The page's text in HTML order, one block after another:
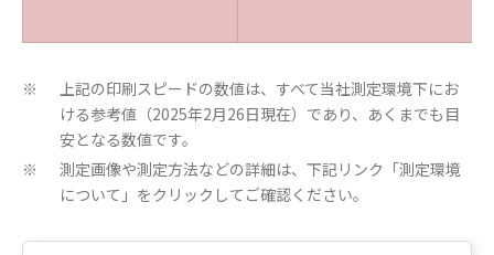
※
上記の印刷スピードの数値は、すべて当社測定環境下にお
ける参考値（2025年2月26日現在）であり、あくまでも目
安となる数値です。
※
測定画像や測定方法などの詳細は、下記リンク「測定環境
について」をクリックしてご確認ください。